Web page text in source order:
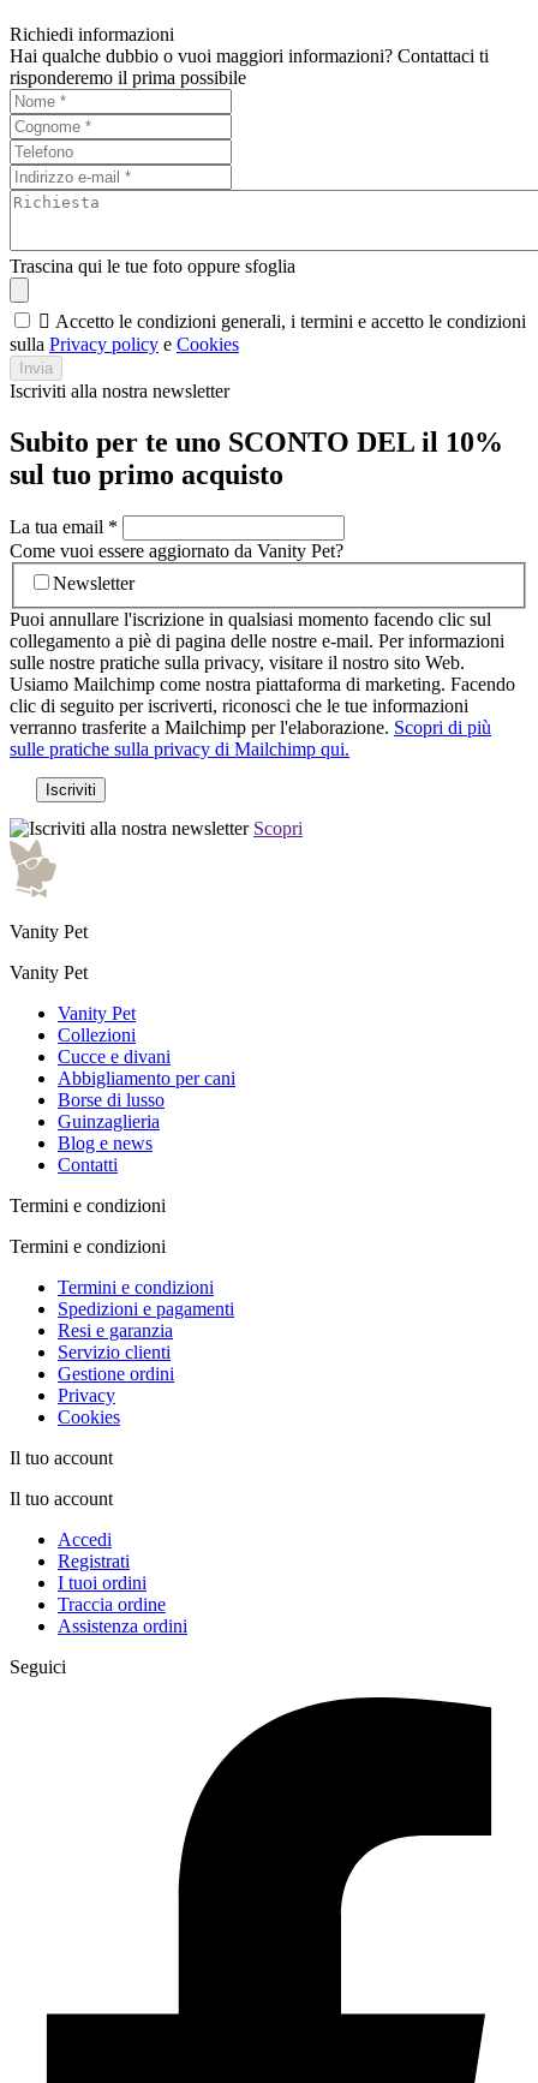
Richiedi informazioni
Hai qualche dubbio o vuoi maggiori informazioni? Contattaci ti
risponderemo il prima possibile
Trascina qui le tue foto oppure sfoglia
 Accetto le condizioni generali, i termini e accetto le condizioni
sulla Privacy policy e Cookies
Invia
Iscriviti alla nostra newsletter
Subito per te uno SCONTO DEL il 10%
sul tuo primo acquisto
La tua email *
Come vuoi essere aggiornato da Vanity Pet?
Newsletter
Puoi annullare l'iscrizione in qualsiasi momento facendo clic sul
collegamento a piè di pagina delle nostre e-mail. Per informazioni
sulle nostre pratiche sulla privacy, visitare il nostro sito Web.
Usiamo Mailchimp come nostra piattaforma di marketing. Facendo
clic di seguito per iscriverti, riconosci che le tue informazioni
verranno trasferite a Mailchimp per l'elaborazione. Scopri di più
sulle pratiche sulla privacy di Mailchimp qui.
Scopri
Vanity Pet
Vanity Pet
Vanity Pet
Collezioni
Cucce e divani
Abbigliamento per cani
Borse di lusso
Guinzaglieria
Blog e news
Contatti
Termini e condizioni
Termini e condizioni
Termini e condizioni
Spedizioni e pagamenti
Resi e garanzia
Servizio clienti
Gestione ordini
Privacy
Cookies
Il tuo account
Il tuo account
Accedi
Registrati
I tuoi ordini
Traccia ordine
Assistenza ordini
Seguici